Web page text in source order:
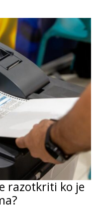
razotkriti ko je